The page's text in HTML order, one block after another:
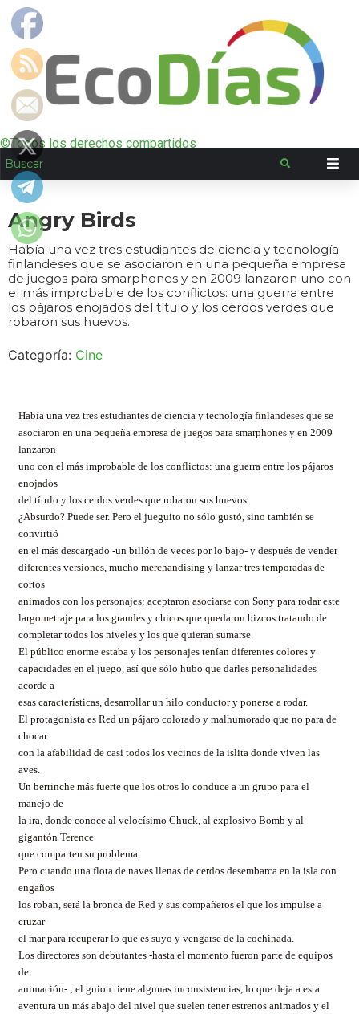
©Todos los derechos compartidos
Angry Birds
Había una vez tres estudiantes de ciencia y tecnología
finlandeses que se asociaron en una pequeña empresa
de juegos para smarphones y en 2009 lanzaron uno con
el más improbable de los conflictos: una guerra entre
los pájaros enojados del título y los cerdos verdes que
robaron sus huevos.
Categoría: Cine
Había una vez tres estudiantes de ciencia y tecnología finlandeses que se
asociaron en una pequeña empresa de juegos para smarphones y en 2009
lanzaron
uno con el más improbable de los conflictos: una guerra entre los pájaros
enojados
del título y los cerdos verdes que robaron sus huevos.
¿Absurdo? Puede ser. Pero el jueguito no sólo gustó, sino también se
convirtió
en el más descargado -un billón de veces por lo bajo- y después de vender
diferentes versiones, mucho merchandising y lanzar tres temporadas de
cortos
animados con los personajes; aceptaron asociarse con Sony para rodar este
largometraje para los grandes y chicos que quedaron bizcos tratando de
completar todos los niveles y los que quieran sumarse.
El público enorme estaba y los personajes tenían diferentes colores y
capacidades en el juego, así que sólo hubo que darles personalidades
acorde a
esas características, desarrollar un hilo conductor y ponerse a rodar.
El protagonista es Red un pájaro colorado y malhumorado que no para de
chocar
con la afabilidad de casi todos los vecinos de la islita donde viven las
aves.
Un berrinche más fuerte que los otros lo conduce a un grupo para el
manejo de
la ira, donde conoce al velocísimo Chuck, al explosivo Bomb y al
gigantón Terence
que comparten su problema.
Pero cuando una flota de naves llenas de cerdos desembarca en la isla con
engaños
los roban, será la bronca de Red y sus compañeros el que los impulse a
cruzar
el mar para recuperar lo que es suyo y vengarse de la cochinada.
Los directores son debutantes -hasta el momento fueron parte de equipos
de
animación- ; el guion tiene algunas inconsistencias, lo que deja a esta
aventura un más abajo del nivel que suelen tener estrenos animados y el